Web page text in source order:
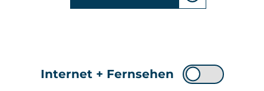
Internet + Fernsehen